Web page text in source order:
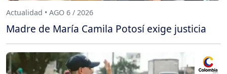
Actualidad • AGO 6 / 2026
Madre de María Camila Potosí exige justicia